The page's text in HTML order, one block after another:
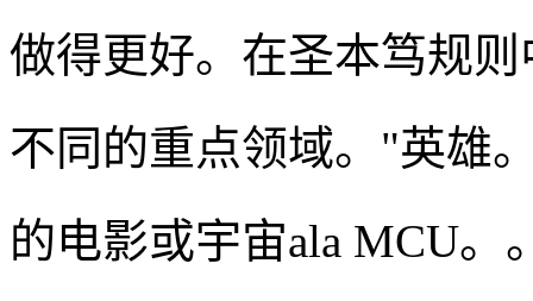
做得更好。在圣本笃规
不同的重点领域。"英雄
的电影或宇宙ala MCU